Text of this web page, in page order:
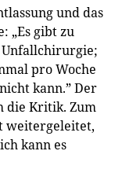
und das
„Es gibt zu
pro Woche
kann.” Der
die Kritik. Zum
weitergeleitet,
kann es